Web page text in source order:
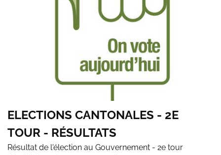
ELECTIONS CANTONALES - 2E
TOUR - RÉSULTATS
Résultat de l'élection au Gouvernement - 2e tour